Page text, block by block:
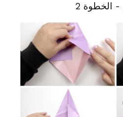
الخطوة 2